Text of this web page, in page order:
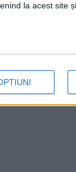
la acest site